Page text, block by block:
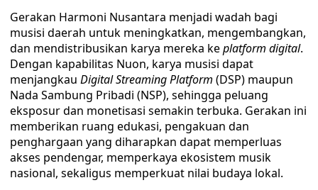
Gerakan Harmoni Nusantara menjadi wadah bagi
musisi daerah untuk meningkatkan, mengembangkan,
dan mendistribusikan karya mereka keplatform digital.
Dengan kapabilitas Nuon, karya musisi dapat
menjangkau Digital Streaming Platform (DSP) maupun
Nada Sambung Pribadi (NSP), sehingga peluang
eksposur dan monetisasi semakin terbuka. Gerakan ini
memberikan ruang edukasi, pengakuan dan
penghargaan yang diharapkan dapat memperluas
akses pendengar, memperkaya ekosistem musik
nasional, sekaligus memperkuat nilai budaya lokal.